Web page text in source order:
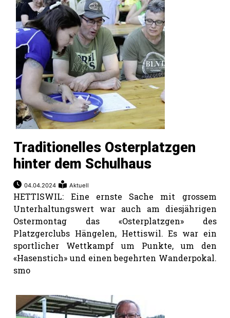
Traditionelles Osterplatzgen
hinter dem Schulhaus
04.04.2024 Aktuell
HETTISWIL: Eine ernste Sache mit grossem
Unterhaltungswert war auch am diesjährigen
Ostermontag das «Osterplatzgen» des
Platzgerclubs Hängelen, Hettiswil. Es war ein
sportlicher Wettkampf um Punkte, um den
«Hasenstich» und einen begehrten Wanderpokal.
smo